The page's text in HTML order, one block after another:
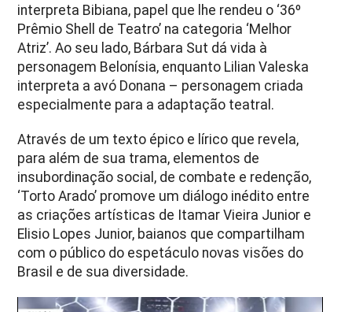
interpreta Bibiana, papel que lhe rendeu o ‘36º
Prêmio Shell de Teatro’ na categoria ‘Melhor
Atriz’. Ao seu lado, Bárbara Sut dá vida à
personagem Belonísia, enquanto Lilian Valeska
interpreta a avó Donana – personagem criada
especialmente para a adaptação teatral.
Através de um texto épico e lírico que revela,
para além de sua trama, elementos de
insubordinação social, de combate e redenção,
‘Torto Arado’ promove um diálogo inédito entre
as criações artísticas de Itamar Vieira Junior e
Elisio Lopes Junior, baianos que compartilham
com o público do espetáculo novas visões do
Brasil e de sua diversidade.